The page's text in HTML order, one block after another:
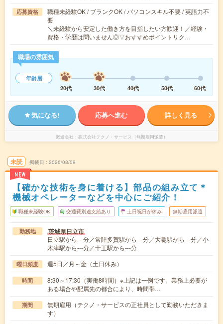
応募資格
職種未経験OK / ブランクOK / パソコンスキル不要 / 英語力不
要
＼未経験から安定した働き方を目指したい方歓迎！／経験・
資格・学歴は問いません◎▽おすすめポイントリク…
職場の雰囲気
年齢層
20代
30代 40代 50代 60代
気になる! 応募へ進む 詳しく見る
派遣会社 株式会社テクノ・サービス（無期雇用派遣）
未読
NEW
掲載日 2026/08/09
【確かな技術を身に着ける】部品の組み立て＊
機械オペレーターなどを中心にご紹介！
職種未経験OK 交通費別途支給あり 土日祝日が休み 無期雇用派遣
勤務地 茨城県日立市
日立駅から---分／常陸多賀駅から---分／大甕駅から---分／小
木津駅から---分／十王駅から---分
曜日頻度 週5日／月～金（土日休み）
時間
8:30～17:30（実働8時間）※上記は一例です。業務上必要が
ある場合や配属先の都合により、時間帯…
期間
無期雇用（テクノ・サービスの正社員として勤務いただきま
す）